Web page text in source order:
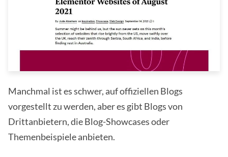
Manchmal ist es schwer, auf offiziellen Blogs
vorgestellt zu werden, aber es gibt Blogs von
Drittanbietern, die Blog-Showcases oder
Themenbeispiele anbieten.